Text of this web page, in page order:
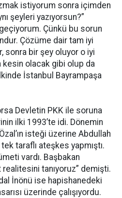
istiyorum sonra içimden
şeyleri yazıyorsun?”
Çünkü bu sorun
Çözüme dair tam iyi
sonra bir şey oluyor o iyi
olacak gibi olup da
İstanbul Bayrampaşa
Devletin PKK ile soruna
ilki 1993’te idi. Dönemin
isteği üzerine Abdullah
taraflı ateşkes yapmıştı.
vardı. Başbakan
tanıyoruz” demişti.
İnönü ise hapishanedeki
üzerinde çalışıyordu.